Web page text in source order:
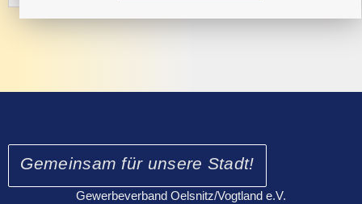
Gemeinsam für unsere Stadt!
Gewerbeverband Oelsnitz/Vogtland e.V.